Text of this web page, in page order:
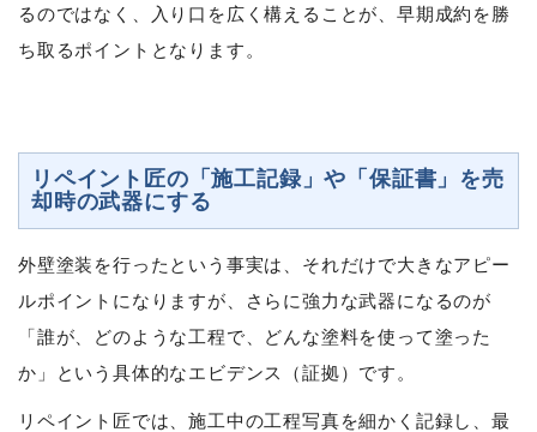
るのではなく、入り口を広く構えることが、早期成約を勝
ち取るポイントとなります。
リペイント匠の「施工記録」や「保証書」を売
却時の武器にする
外壁塗装を行ったという事実は、それだけで大きなアピー
ルポイントになりますが、さらに強力な武器になるのが
「誰が、どのような工程で、どんな塗料を使って塗った
か」という具体的なエビデンス（証拠）です。
リペイント匠では、施工中の工程写真を細かく記録し、最